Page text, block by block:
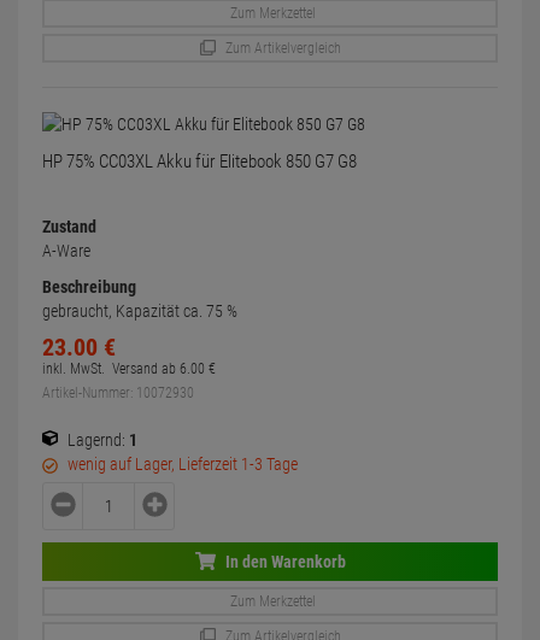
Zum Merkzettel
Zum Artikelvergleich
HP 75% CC03XL Akku für Elitebook 850 G7 G8
Zustand
A-Ware
Beschreibung
gebraucht, Kapazität ca. 75 %
23.00 €
inkl. MwSt. Versand ab 6.00 €
Artikel-Nummer: 10072930
Lagernd: 1
wenig auf Lager, Lieferzeit 1-3 Tage
In den Warenkorb
Zum Merkzettel
Zum Artikelvergleich